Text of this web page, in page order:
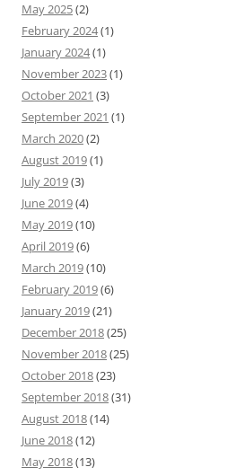
May 2025(2)
February 2024(1)
January 2024(1)
November 2023(1)
October 2021 (3)
September 2021 (1)
March 2020(2)
August 2019(1)
July 2019(3)
June 2019(4)
May 2019(10)
April 2019(6)
March 2019(10)
February 2019(6)
January 2019(21)
December 2018(25)
November 2018(25)
October 2018(23)
September 2018(31)
August 2018(14)
June 2018(12)
May 2018(13)